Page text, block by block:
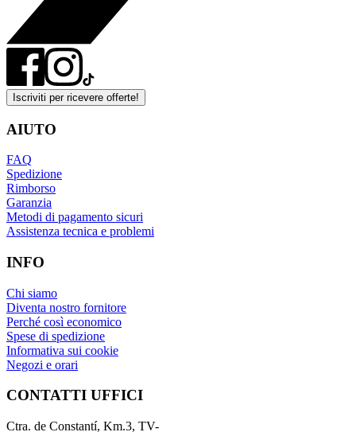
Iscriviti per ricevere offerte!
AIUTO
FAQ
Spedizione
Rimborso
Garanzia
Metodi di pagamento sicuri
Assistenza tecnica e problemi
INFO
Chi siamo
Diventa nostro fornitore
Perché così economico
Spese di spedizione
Informativa sui cookie
Negozi e orari
CONTATTI UFFICI
Ctra. de Constantí, Km.3, TV-